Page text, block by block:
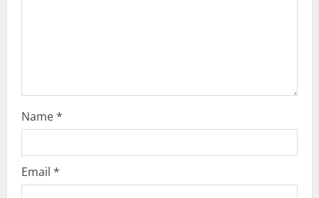
n
Name*
Email *